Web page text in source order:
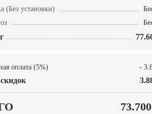
(Без установки)
оплата (5%) -